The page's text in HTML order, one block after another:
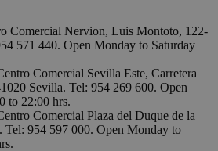
Comercial Nervion, Luis Montoto, 122-
571 440. Open Monday to Saturday
Comercial Sevilla Este, Carretera
Sevilla. Tel: 954 269 600. Open
to 22:00 hrs.
Comercial Plaza del Duque de la
954 597 000. Open Monday to